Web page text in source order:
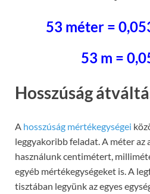
53 méter =
53 m =
Hosszúság
A hosszúság mértékegységei
leggyakoribb feladat. A méter az
használunk centimétert,
egyéb mértékegységeket is. A
tisztában legyünk az egyes